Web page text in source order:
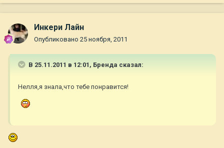
Инкери Лайн
Опубликовано 25 ноября, 2011
В 25.11.2011 в 12:01, Бренда сказал:
Нелля,я знала,что тебе понравится!